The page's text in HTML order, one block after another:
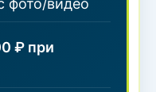
фото/видео
₽ при